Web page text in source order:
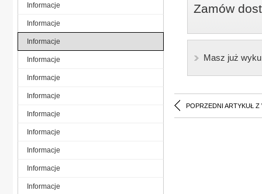
Zamów
Masz już
POPRZEDNI ARTYKUŁ Z
Informacje
Informacje
Informacje
Informacje
Informacje
Informacje
Informacje
Informacje
Informacje
Informacje
Informacje